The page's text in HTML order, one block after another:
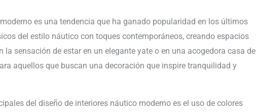
es una tendencia que ha ganado popularidad en los últimos
del estilo náutico con toques contemporáneos, creando espacios
la sensación de estar en un elegante yate o en una acogedora casa de
aquellos que buscan una decoración que inspire tranquilidad y
del diseño de interiores náutico moderno es el uso de colores